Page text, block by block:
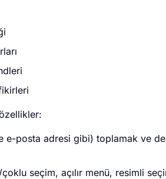
e-posta adresi gibi) toplamak ve
seçim, açılır menü, resimli